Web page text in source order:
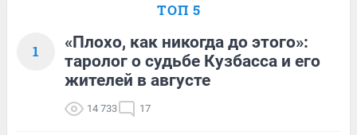
ТОП 5
1
«Плохо, как никогда до этого»:
таролог о судьбе Кузбасса и его
жителей в августе
14 733 17